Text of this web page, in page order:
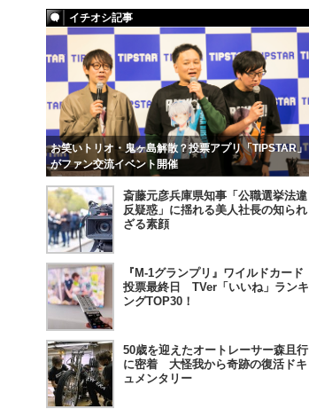
イチオシ記事
お笑いトリオ・鬼ヶ島解散？投票アプリ「TIPSTAR」
がファン交流イベント開催
斎藤元彦兵庫県知事「公職選挙法違
反疑惑」に揺れる美人社長の知られ
ざる素顔
『M-1グランプリ』ワイルドカード
投票最終日 TVer「いいね」ランキ
ングTOP30！
50歳を迎えたオートレーサー森且行
に密着 大怪我から奇跡の復活ドキ
ュメンタリー